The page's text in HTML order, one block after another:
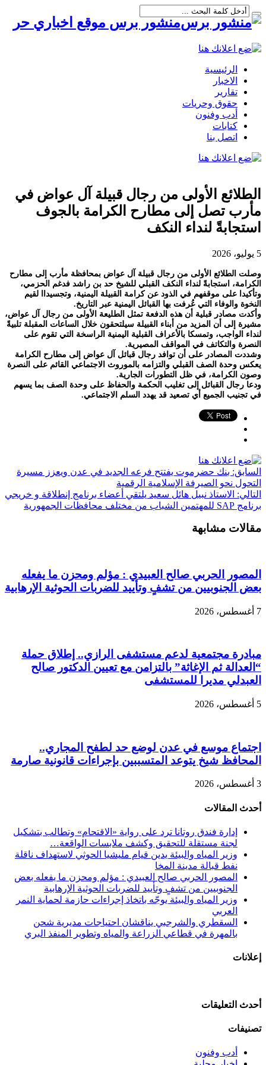
منشور برس موقع اخباري حر
الرئيسية
الاخبار
تقارير
حقوق وحريات
أدب وفنون
كتابات
اتصل بنا
الطلائع الأولى من رجال قبيلة آل عواض في
مأرب تصل إلى مطارح الكرامة بالجوف
استجابةً لنداء النكف
5 يوليو، 2026
وصلت الطلائع الأولى من رجال قبيلة آل عواض بمحافظة مأرب إلى مطارح
الكرامة، استجابةً لنداء النكف القبلي للشيخ حد بن راشد فدغم الحزمي،
وتأكيدا على موقفهم في الذود عن كرامة القبيلة اليمنية، وتجسيداا لقيم
النخوة والوفاء التي عُرفت بها القبائل اليمنية عبر التاريخ.
وأكدت مصادر قبلية أن هذه الدفعة تمثل الطليعة الأولى من رجال آل عواض،
مشيرة إلى أن المزيد من أبناء القبيلة سيلتحقون خلال الساعات المقبلة تلبيةً
لنداء الواجب، وتمسكا بالأعراف القبلية اليمنية الراسخة التي تقوم على
النصرة والتكاتف في المواقف المصيرية.
وشددت المصادر على أن توافد رجال قبائل آل عواض إلى مطارح الكرامة
يعكس وحدة الصف القبلي والتزامه بالموروث الاجتماعي القائم على النصرة
وصون الكرامة، في ظل التطورات الجارية.
ودعا رجال القبائل إلى تغليب الحكمة والحفاظ على وحدة الصف بما يسهم
في تجنيب الجميع أي تصعيد قد يهدد السلم الاجتماعي.
السابق: بنك حضرموت يفتتح فرعه الجديد في عدن ويعزز مسيرة
التحول نحو الصيرفة الإسلامية الرقمية
التالي: الاستاذ نبيل هائل سعيد يلتقي أعضاء برنامج إنطلاقة و خريجي
برنامج SAP للمهتمين الشباب من مختلف محافظات الجمهورية
مقالات مشابهة
المصور الحربي صالح العبيدي : مؤلم ومحزن ما يفعله
بعض الجنوبيين من تشفٍ وتأييد للضربات الحوثية الإرهابية
7 أغسطس، 2026
مبادرة مجتمعية لدعم مستشفى الرازي.. إطلاق حملة
“العدالة ثم الإغاثة” بالتزامن مع تعيين الدكتور صالح
العبدلي مديرا للمستشفى
5 أغسطس، 2026
اجتماع موسع في عدن لوضع حد لطفح المجاري..
المحافظ شيخ يتوعد المتسببين بإجراءات قانونية صارمة
3 أغسطس، 2026
أحدث المقالات
إدارة فندق روتانا ترد على رواية «الاقتحام» وتطالب بتشكيل
لجنة مستقلة للتحقيق وكشف ملابسات الواقعة…
وزير المياه والبيئة يدين قيام مليشيا الحوثي لاستهداف ناقلة
نفط قبالة مدينة المخا
المصور الحربي صالح العبيدي : مؤلم ومحزن ما يفعله بعض
الجنوبيين من تشفٍ وتأييد للضربات الحوثية الإرهابية
وزير المياه والبيئة يوجّه باتخاذ إجراءات حازمة لحماية النمر
العربي
السقطري والشرجبي يناقشان احتياجات مديرية شحن
بالمهرة في قطاعي الزراعة والمياه وتطوير المنفذ البري
إعلانات
أحدث التعليقات
تصنيفات
أدب وفنون